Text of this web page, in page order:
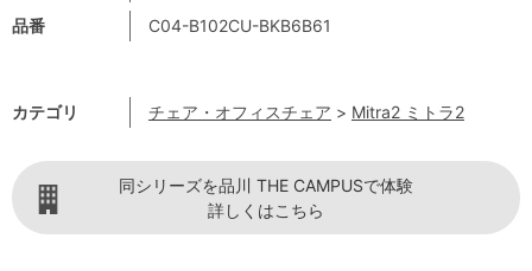
品番
C04-B102CU-BKB6B61
カテゴリ チェア・オフィスチェア > Mitra2 ミトラ2
同シリーズを品川 THE CAMPUSで体験
詳しくはこちら